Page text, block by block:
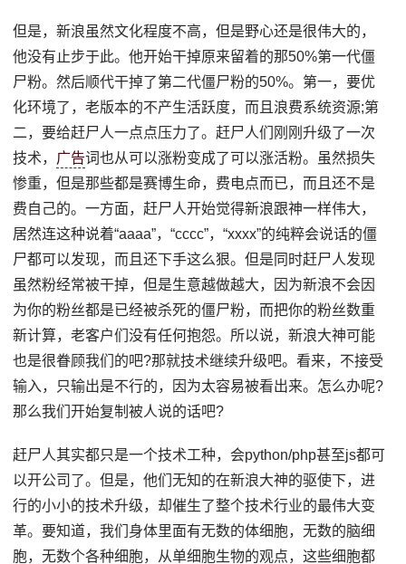
但是，新浪虽然文化程度不高，但是野心还是很伟大的，
他没有止步于此。他开始干掉原来留着的那50%第一代僵
尸粉。然后顺代干掉了第二代僵尸粉的50%。第一，要优
化环境了，老版本的不产生活跃度，而且浪费系统资源;第
二，要给赶尸人一点点压力了。赶尸人们刚刚升级了一次
技术， 广告词也从可以涨粉变成了可以涨活粉。虽然损失
惨重，但是那些都是赛博生命，费电点而已，而且还不是
费自己的。一方面，赶尸人开始觉得新浪跟神一样伟大，
居然连这种说着“aaaa”，“cccc”，“xxxx”的纯粹会说话的僵
尸都可以发现，而且还下手这么狠。但是同时赶尸人发现
虽然粉经常被干掉，但是生意越做越大，因为新浪不会因
为你的粉丝都是已经被杀死的僵尸粉，而把你的粉丝数重
新计算，老客户们没有任何抱怨。所以说，新浪大神可能
也是很眷顾我们的吧?那就技术继续升级吧。看来，不接受
输入，只输出是不行的，因为太容易被看出来。怎么办呢?
那么我们开始复制被人说的话吧?
赶尸人其实都只是一个技术工种，会python/php甚至js都可
以开公司了。但是，他们无知的在新浪大神的驱使下，进
行的小小的技术升级，却催生了整个技术行业的最伟大变
革。要知道，我们身体里面有无数的体细胞，无数的脑细
胞，无数个各种细胞，从单细胞生物的观点，这些细胞都